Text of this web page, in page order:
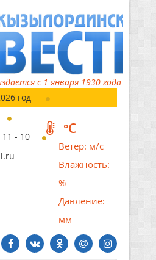
с 1 января 1930 года
год
11 - 10
°C
Ветер: м/с
Влажность:
%
Давление:
мм